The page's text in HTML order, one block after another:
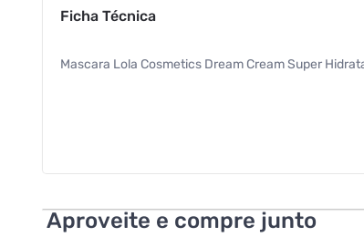
Ficha Técnica
Mascara Lola Cosmetics Dream Cream Super
Aproveite e compre junto